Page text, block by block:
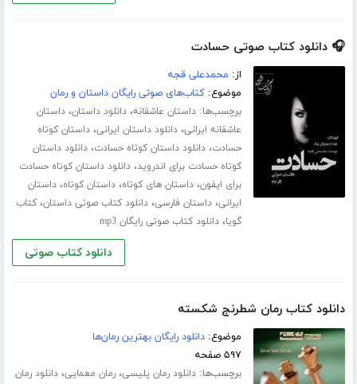
🎧 دانلود کتاب صوتی حسادت
از: محمدعلی قجه
موضوع:کتاب‌های صوتی رایگان داستان و رمان
برچسب‌ها:داستان عاشقانه،دانلود داستان،داستان
عاشقانه ایرانی،دانلود داستان ایرانی،داستان کوتاه
حسادت،دانلود داستان کوتاه حسادت،دانلود داستان
کوتاه حسادت برای اندروید،دانلود داستان کوتاه حسادت
برای ایفون،داستان های کوتاه،داستان کوتاه،داستان
ایرانی،داستان فارسی،دانلود کتاب صوتی داستان،کتاب
گویا،دانلود کتاب صوتی رایگان mp3
دانلود کتاب صوتی
دانلود کتاب رمان شطرنج شکسته
موضوع:دانلود رایگان بهترین رمان‌ها
۵۹۷ صفحه
برچسب‌ها:دانلود رمان پلیسی،رمان معمایی،دانلود رمان